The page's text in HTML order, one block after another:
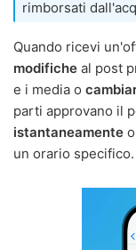
rimborsati
Quando ricevi
modifiche al post
e i media o
parti approvano il
istantaneamente o
un orario specifico.